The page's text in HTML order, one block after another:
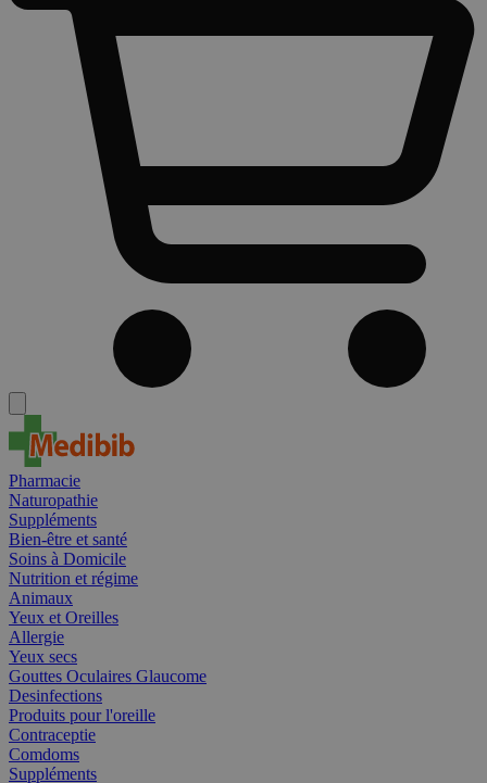
Pharmacie
Naturopathie
Suppléments
Bien-être et santé
Soins à Domicile
Nutrition et régime
Animaux
Yeux et Oreilles
Allergie
Yeux secs
Gouttes Oculaires Glaucome
Desinfections
Produits pour l'oreille
Contraceptie
Comdoms
Suppléments